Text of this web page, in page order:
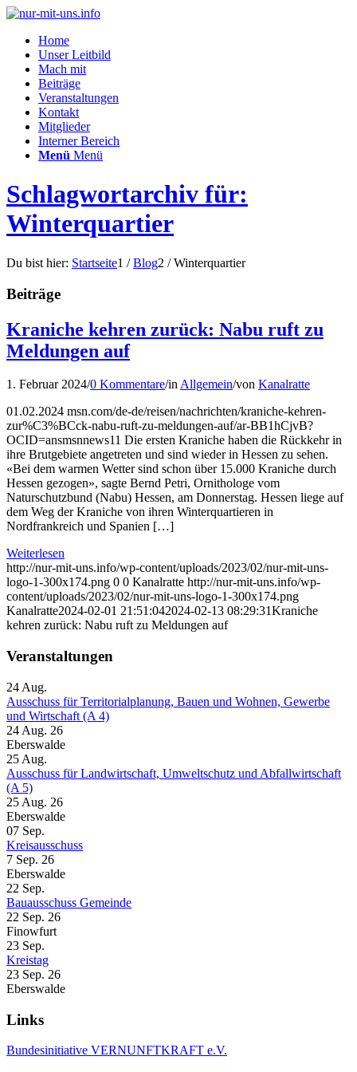
Home
Unser Leitbild
Mach mit
Beiträge
Veranstaltungen
Kontakt
Mitglieder
Interner Bereich
Menü Menü
Schlagwortarchiv für:
Winterquartier
Du bist hier: Startseite1 / Blog2 / Winterquartier
Beiträge
Kraniche kehren zurück: Nabu ruft zu
Meldungen auf
1. Februar 2024/0 Kommentare/inAllgemein/von Kanalratte
01.02.2024 msn.com/de-de/reisen/nachrichten/kraniche-kehren-
zur%C3%BCck-nabu-ruft-zu-meldungen-auf/ar-BB1hCjvB?
OCID=ansmsnnews11 Die ersten Kraniche haben die Rückkehr in
ihre Brutgebiete angetreten und sind wieder in Hessen zu sehen.
«Bei dem warmen Wetter sind schon über 15.000 Kraniche durch
Hessen gezogen», sagte Bernd Petri, Ornithologe vom
Naturschutzbund (Nabu) Hessen, am Donnerstag. Hessen liege auf
dem Weg der Kraniche von ihren Winterquartieren in
Nordfrankreich und Spanien […]
Weiterlesen
http://nur-mit-uns.info/wp-content/uploads/2023/02/nur-mit-uns-
logo-1-300x174.png 0 0 Kanalratte http://nur-mit-uns.info/wp-
content/uploads/2023/02/nur-mit-uns-logo-1-300x174.png
Kanalratte2024-02-01 21:51:042024-02-13 08:29:31Kraniche
kehren zurück: Nabu ruft zu Meldungen auf
Veranstaltungen
24 Aug.
Ausschuss für Territorialplanung, Bauen und Wohnen, Gewerbe
und Wirtschaft (A 4)
24 Aug. 26
Eberswalde
25 Aug.
Ausschuss für Landwirtschaft, Umweltschutz und Abfallwirtschaft
(A 5)
25 Aug. 26
Eberswalde
07 Sep.
Kreisausschuss
7 Sep. 26
Eberswalde
22 Sep.
Bauausschuss Gemeinde
22 Sep. 26
Finowfurt
23 Sep.
Kreistag
23 Sep. 26
Eberswalde
Links
Bundesinitiative VERNUNFTKRAFT e.V.